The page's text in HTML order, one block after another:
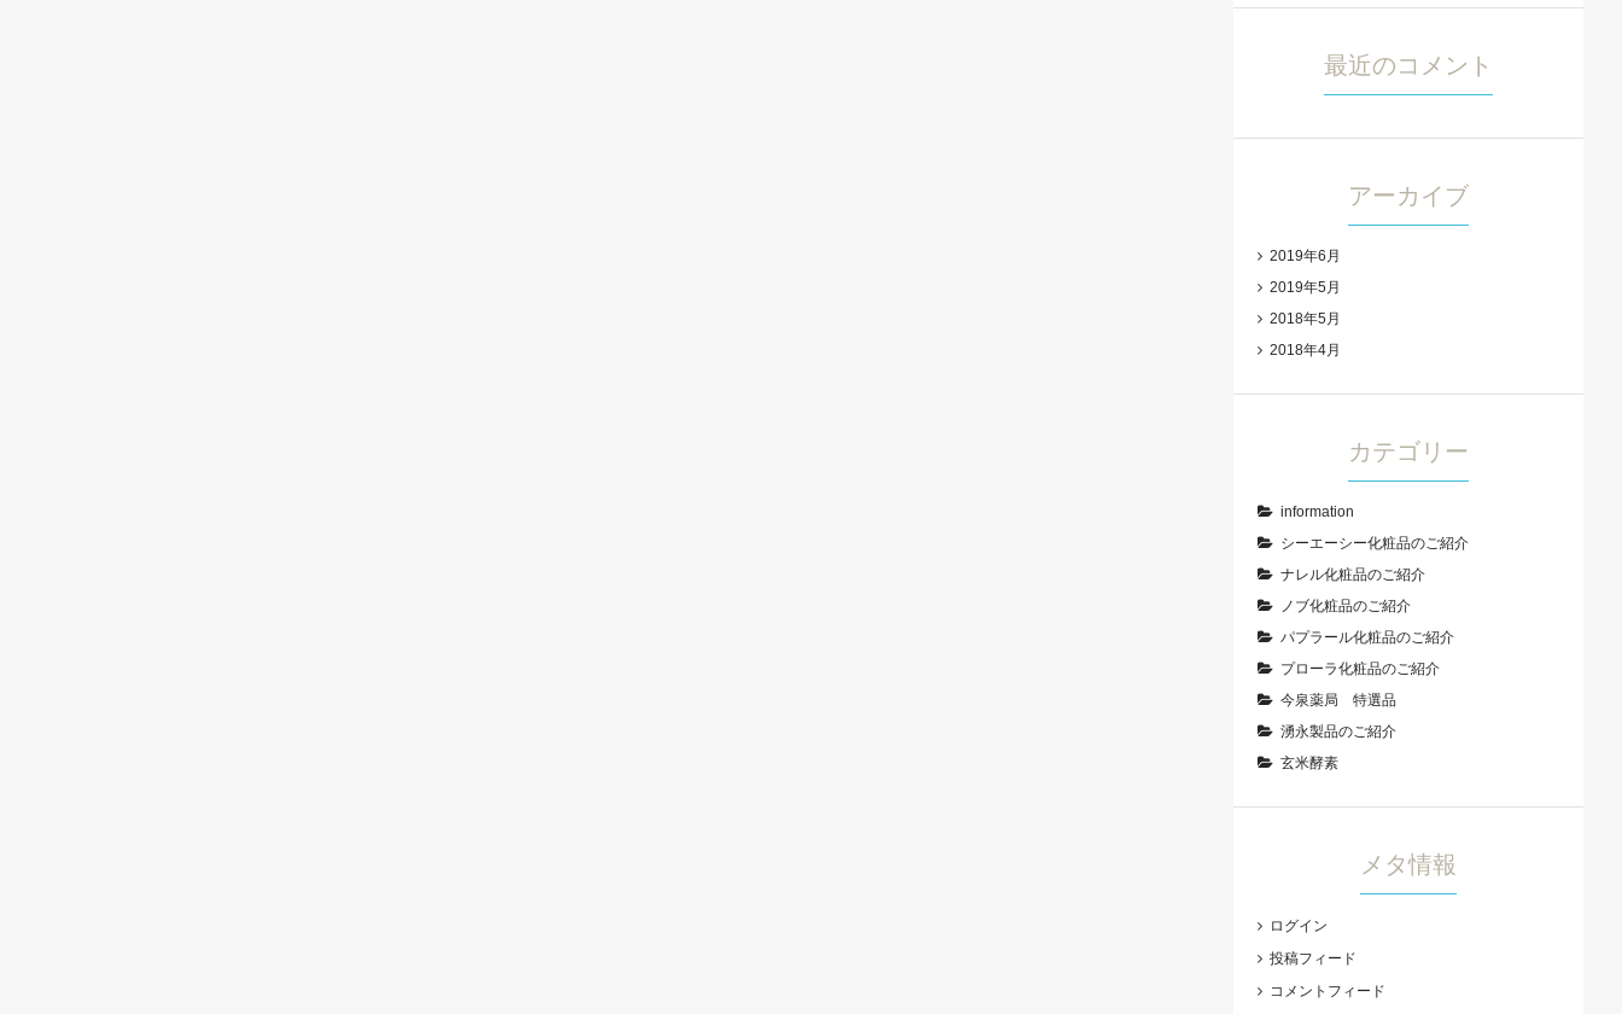
最近のコメント
アーカイブ
2019年6月
2019年5月
2018年5月
2018年4月
カテゴリー
information
シーエーシー化粧品のご紹介
ナレル化粧品のご紹介
ノブ化粧品のご紹介
パプラール化粧品のご紹介
プローラ化粧品のご紹介
今泉薬局 特選品
湧永製品のご紹介
玄米酵素
メタ情報
ログイン
投稿フィード
コメントフィード